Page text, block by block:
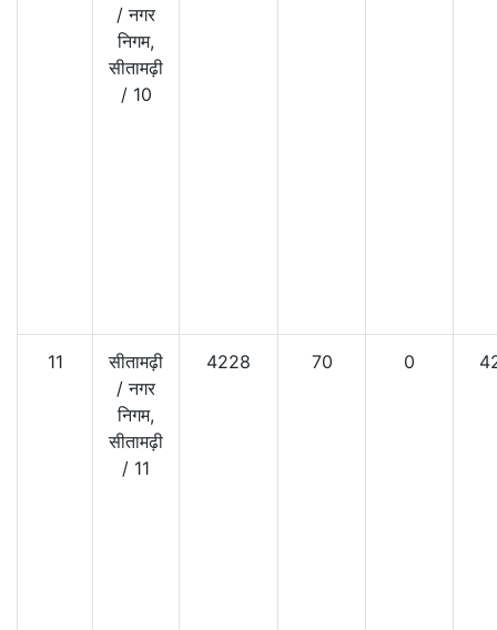
/नगर
निगम,
सीतामढ़ी
/ 10
11
सीतामढ़ी
/नगर
निगम,
सीतामढ़ी
/ 11
4228 70 0